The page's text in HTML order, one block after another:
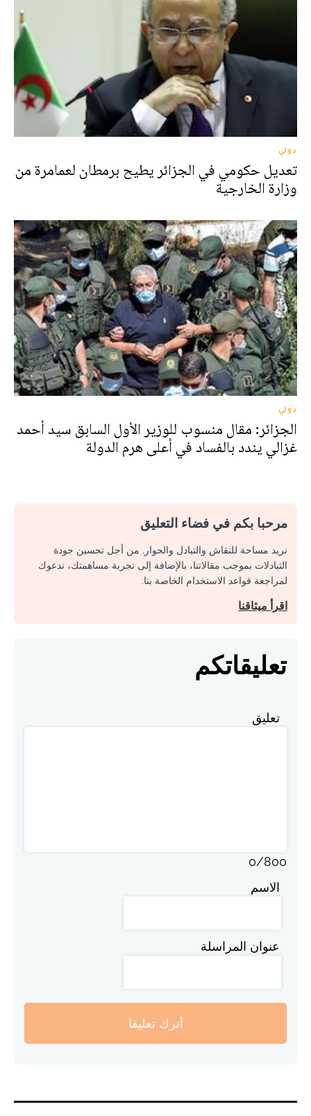
دولي
تعديل حكومي في الجزائر يطيح برمطان لعمامرة من
وزارة الخارجية
دولي
الجزائر: مقال منسوب للوزير الأول السابق سيد أحمد
غزالي يندد بالفساد في أعلى هرم الدولة
مرحبا بكم في فضاء التعليق
نريد مساحة للنقاش والتبادل والحوار. من أجل تحسين جودة
التبادلات بموجب مقالاتنا، بالإضافة إلى تجربة مساهمتك، ندعوك
لمراجعة قواعد الاستخدام الخاصة بنا.
اقرأ ميثاقنا
تعليقاتكم
تعليق
0/800
الاسم
عنوان المراسلة
أترك تعليقا